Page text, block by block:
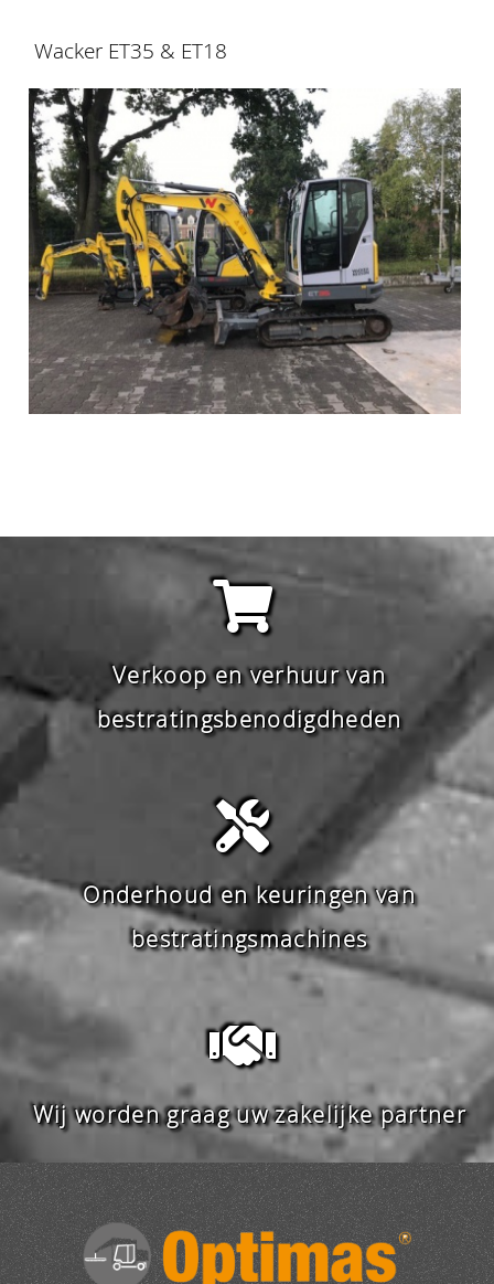
Wacker ET35 & ET18
Verkoop en verhuur van
bestratingsbenodigdheden
Onderhoud en keuringen van
bestratingsmachines
Wij worden graag uw zakelijke partner